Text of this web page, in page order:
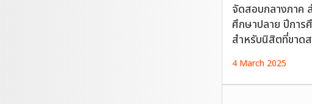
จัดสอบกลางภาค
ศึกษาปลาย ปีการ
สำหรับนิสิตที่ขาด
4 March 2025